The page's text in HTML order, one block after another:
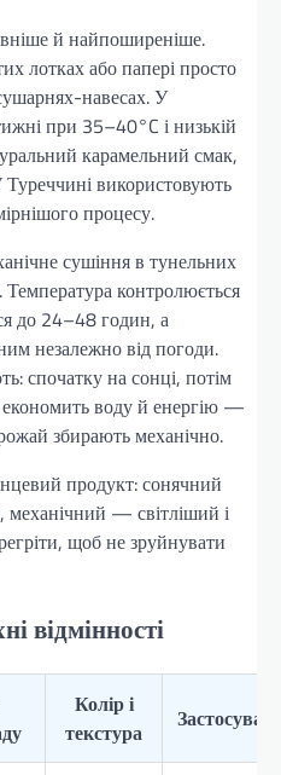
й найпоширеніше.
лотках або папері просто
навесах. У
при 35–40°C і низькій
карамельний смак,
використовують
процесу.
сушіння в тунельних
Температура контролюється
до 24–48 годин, а
незалежно від погоди.
спочатку на сонці, потім
економить воду й енергію —
збирають механічно.
продукт: сонячний
механічний — світліший і
щоб не зруйнувати
відмінності
Колір і
текстура